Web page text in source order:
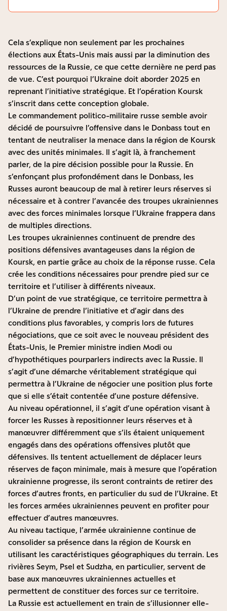
Cela s’explique non seulement par les prochaines
élections aux États-Unis mais aussi par la diminution des
ressources de la Russie, ce que cette dernière ne perd pas
de vue. C’est pourquoi l’Ukraine doit aborder 2025 en
reprenant l’initiative stratégique. Et l’opération Koursk
s’inscrit dans cette conception globale.
Le commandement politico-militaire russe semble avoir
décidé de poursuivre l’offensive dans le Donbass tout en
tentant de neutraliser la menace dans la région de Koursk
avec des unités minimales. Il s’agit là, à franchement
parler, de la pire décision possible pour la Russie. En
s’enfonçant plus profondément dans le Donbass, les
Russes auront beaucoup de mal à retirer leurs réserves si
nécessaire et à contrer l’avancée des troupes ukrainiennes
avec des forces minimales lorsque l’Ukraine frappera dans
de multiples directions.
Les troupes ukrainiennes continuent de prendre des
positions défensives avantageuses dans la région de
Koursk, en partie grâce au choix de la réponse russe. Cela
crée les conditions nécessaires pour prendre pied sur ce
territoire et l’utiliser à différents niveaux.
D’un point de vue stratégique, ce territoire permettra à
l’Ukraine de prendre l’initiative et d’agir dans des
conditions plus favorables, y compris lors de futures
négociations, que ce soit avec le nouveau président des
États-Unis, le Premier ministre indien Modi ou
d’hypothétiques pourparlers indirects avec la Russie. Il
s’agit d’une démarche véritablement stratégique qui
permettra à l’Ukraine de négocier une position plus forte
que si elle s’était contentée d’une posture défensive.
Au niveau opérationnel, il s’agit d’une opération visant à
forcer les Russes à repositionner leurs réserves et à
manœuvrer différemment que s’ils étaient uniquement
engagés dans des opérations offensives plutôt que
défensives. Ils tentent actuellement de déplacer leurs
réserves de façon minimale, mais à mesure que l’opération
ukrainienne progresse, ils seront contraints de retirer des
forces d’autres fronts, en particulier du sud de l’Ukraine. Et
les forces armées ukrainiennes peuvent en profiter pour
effectuer d’autres manœuvres.
Au niveau tactique, l’armée ukrainienne continue de
consolider sa présence dans la région de Koursk en
utilisant les caractéristiques géographiques du terrain. Les
rivières Seym, Psel et Sudzha, en particulier, servent de
base aux manœuvres ukrainiennes actuelles et
permettent de constituer des forces sur ce territoire.
La Russie est actuellement en train de s’illusionner elle-